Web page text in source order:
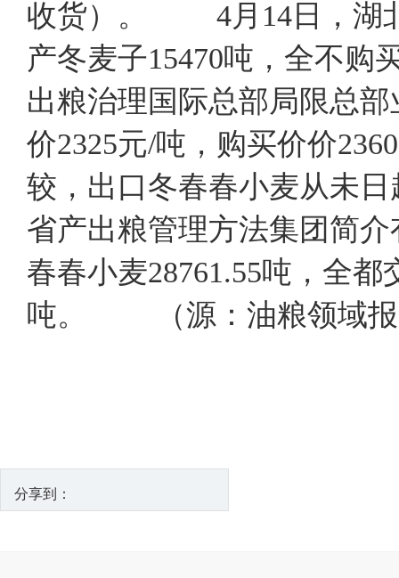
收货）。 4月14日，湖北
产冬麦子15470吨，全不购
出粮治理国际总部局限总
价2325元/吨，购买价价
较，出口冬春春小麦从未
省产出粮管理方法集团简
春春小麦28761.55吨，全都
吨。 （源：油粮领域
分享到：